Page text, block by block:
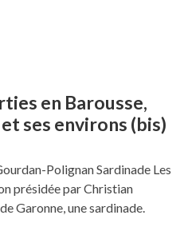
en Barousse,
ses environs (bis)
Polignan Sardinade Les
présidée par Christian
Garonne, une sardinade.